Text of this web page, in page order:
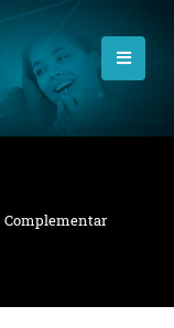
Complementar